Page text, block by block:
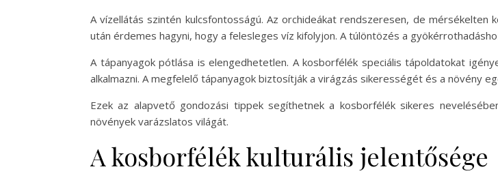
A vízellátás szintén kulcsfontosságú. Az orchideákat rendszeresen, de
után érdemes hagyni, hogy a felesleges víz kifolyjon. A túlöntözés a
A tápanyagok pótlása is elengedhetetlen. A kosborfélék speciális tápoldatokat
alkalmazni. A megfelelő tápanyagok biztosítják a virágzás sikerességét és a növény
Ezek az alapvető gondozási tippek segíthetnek a kosborfélék sikeres
növények varázslatos világát.
A kosborfélék kulturális jelentősége